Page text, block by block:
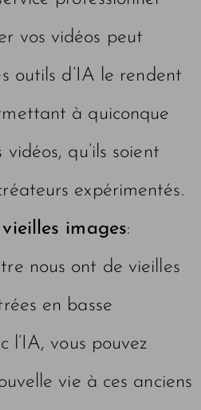
vos vidéos peut
outils d’IA le rendent
à quiconque
vidéos, qu’ils soient
expérimentés.
images:
nous ont de vieilles
en basse
l’IA, vous pouvez
vie à ces anciens